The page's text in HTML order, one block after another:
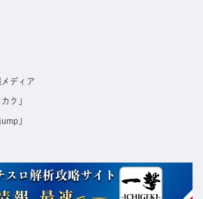
ディア
ク」
」